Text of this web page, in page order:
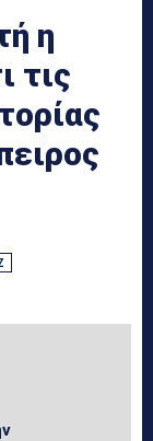
η
τις